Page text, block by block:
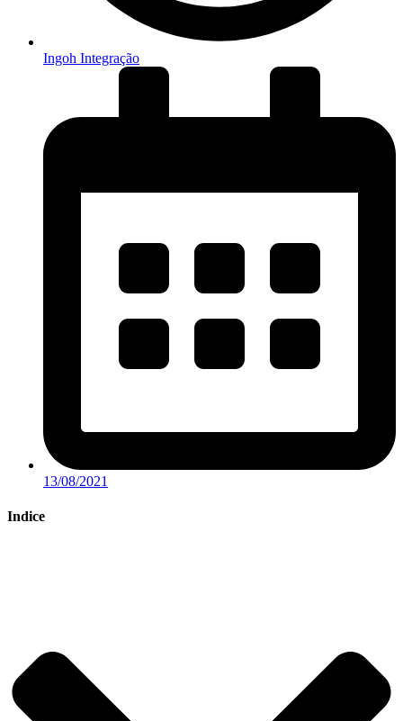
Ingoh Integração
13/08/2021
Indice